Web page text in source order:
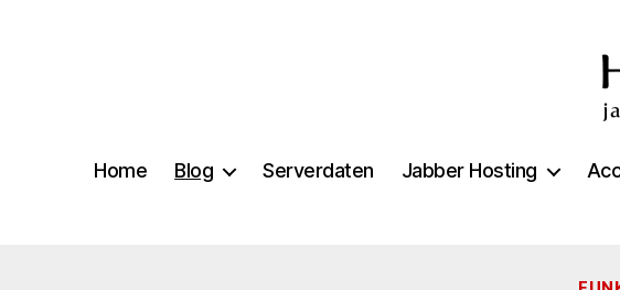
Home Blog Serverdaten Jabber Hosting